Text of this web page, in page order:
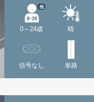
0～24歳
他
晴
信号なし 単路